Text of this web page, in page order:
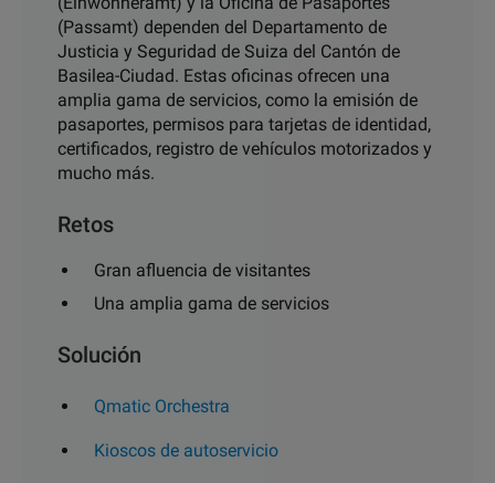
(Passamt) dependen del Departamento de
Justicia y Seguridad de Suiza del Cantón de
Basilea-Ciudad. Estas oficinas ofrecen una
amplia gama de servicios, como la emisión de
pasaportes, permisos para tarjetas de identidad,
certificados, registro de vehículos motorizados y
mucho más.
Retos
Gran afluencia de visitantes
Una amplia gama de servicios
Solución
Qmatic Orchestra
Kioscos de autoservicio